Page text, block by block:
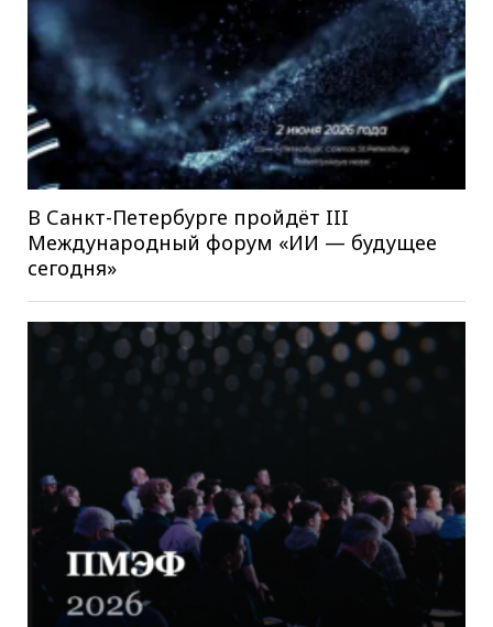
В Санкт-Петербурге пройдёт III
Международный форум «ИИ — будущее
сегодня»